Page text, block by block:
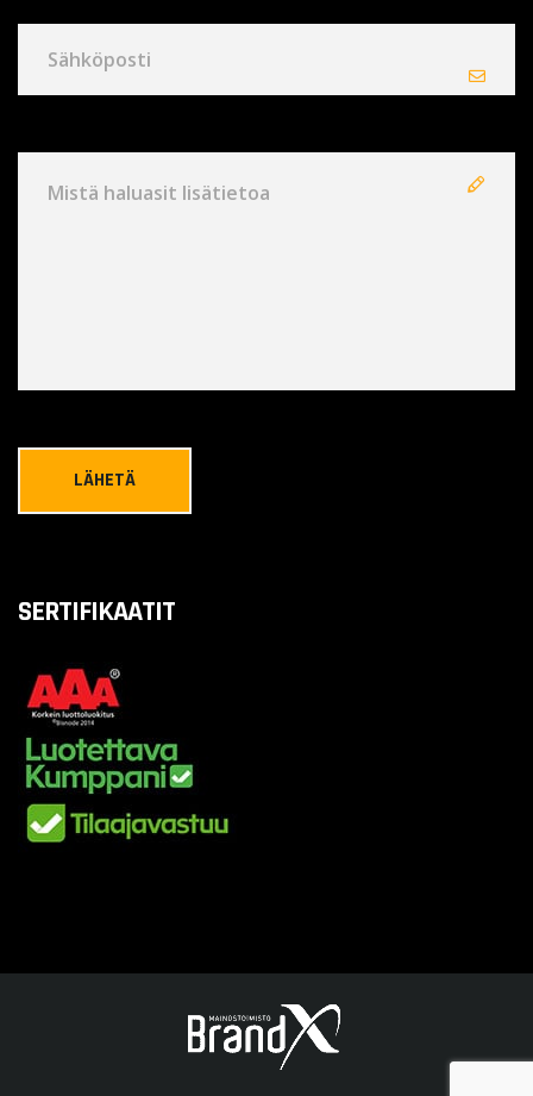
SERTIFIKAATIT